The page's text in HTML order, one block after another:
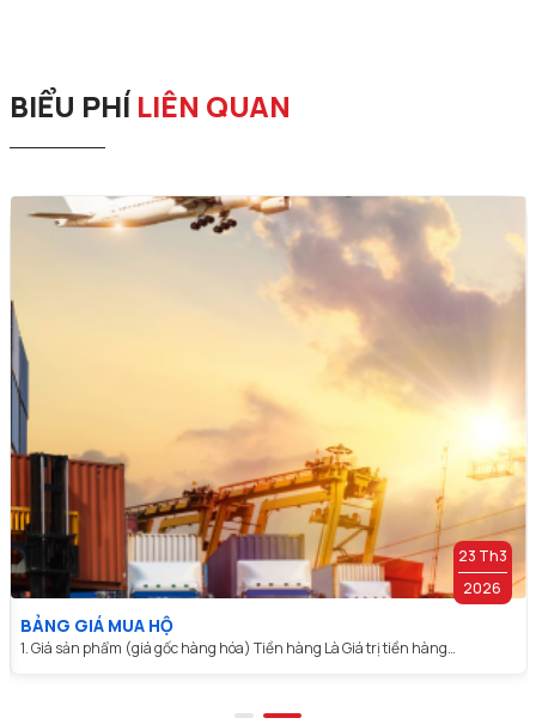
BIỂU PHÍ LIÊN QUAN
23 Th3
2026
BẢNG GIÁ MUA HỘ
1. Giá sản phẩm (giá gốc hàng hóa) Tiền hàng Là Giá trị tiền hàng…